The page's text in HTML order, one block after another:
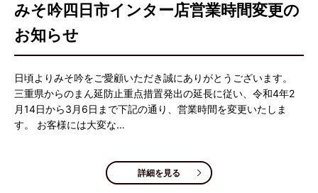
みそ吟四日市インター店営業時間変更の
お知らせ
日頃よりみそ吟をご愛顧いただき誠にありがとうございます。
三重県からのまん延防止重点措置発出の延長に従い、令和4年2
月14日から3月6日まで下記の通り、営業時間を変更いたしま
す。 お客様には大変な…
詳細を見る